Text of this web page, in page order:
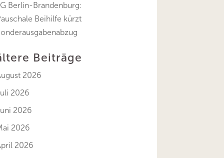
Berlin-Brandenburg:
Beihilfe kürzt
Beiträge
2026
2026
2026
2026
2026